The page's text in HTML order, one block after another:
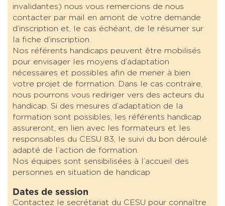
invalidantes) nous vous remercions de nous
contacter par mail en amont de votre demande
d’inscription et, le cas échéant, de le résumer sur
la fiche d’inscription.
Nos référents handicaps peuvent être mobilisés
pour envisager les moyens d’adaptation
nécessaires et possibles afin de mener à bien
votre projet de formation. Dans le cas contraire,
nous pourrons vous rediriger vers des acteurs du
handicap. Si des mesures d’adaptation de la
formation sont possibles, les référents handicap
assureront, en lien avec les formateurs et les
responsables du CESU 83, le suivi du bon déroulé
adapté de l’action de formation.
Nos équipes sont sensibilisées à l’accueil des
personnes en situation de handicap
Dates de session
Contactez le secrétariat du CESU pour connaître